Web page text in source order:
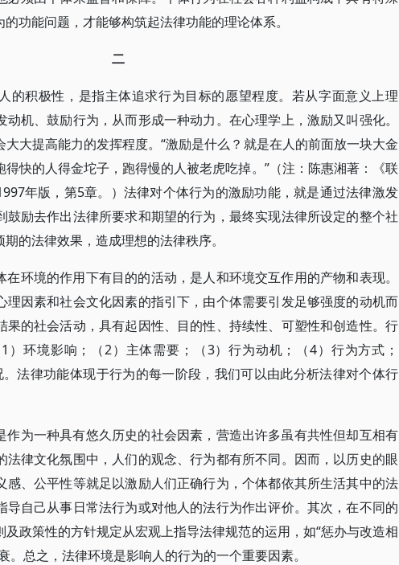
功能问题，才能够构筑起法律功能的理论体系。
二
的积极性，是指主体追求行为目标的愿望程度。若从字面意义上理
机、鼓励行为，从而形成一种动力。在心理学上，激励又叫强化。
大提高能力的发挥程度。“激励是什么？就是在人的前面放一块大金
快的人得金坨子，跑得慢的人被老虎吃掉。”（注：陈惠湘著：《联
年版，第5章。）法律对个体行为的激励功能，就是通过法律激发
励去作出法律所要求和期望的行为，最终实现法律所设定的整个社
的法律效果，造成理想的法律秩序。
环境的作用下有目的的活动，是人和环境交互作用的产物和表现。
理因素和社会文化因素的指引下，由个体需要引发足够强度的动机而
果的社会活动，具有起因性、目的性、持续性、可塑性和创造性。行
）环境影响；（2）主体需要；（3）行为动机；（4）行为方式；
。法律功能体现于行为的每一阶段，我们可以由此分析法律对个体行
作为一种具有悠久历史的社会因素，营造出许多虽有共性但却互相有
律文化氛围中，人们的观念、行为都有所不同。因而，以历史的眼
感、公平性等就足以激励人们正确行为，个体都依其所生活其中的法
自己从事日常法行为或对他人的法行为作出评价。其次，在不同的
政策性的方针规定从宏观上指导法律规范的运用，如“惩办与改造相
。总之，法律环境是影响人的行为的一个重要因素。